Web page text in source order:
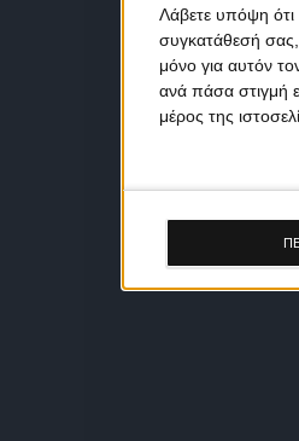
Λάβετε υπόψη ότι
συγκατάθεσή σας,
μόνο για αυτόν
ανά πάσα στιγμή
μέρος της